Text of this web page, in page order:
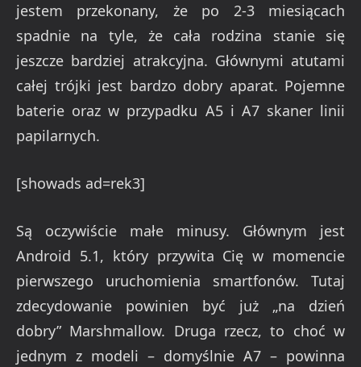
jestem przekonany, że po 2-3 miesiącach
spadnie na tyle, że cała rodzina stanie się
jeszcze bardziej atrakcyjna. Głównymi atutami
całej trójki jest bardzo dobry aparat. Pojemne
baterie oraz w przypadku A5 i A7 skaner linii
papilarnych.
[showads ad=rek3]
Są oczywiście małe minusy. Głównym jest
Android 5.1, który przywita Cię w momencie
pierwszego uruchomienia smartfonów. Tutaj
zdecydowanie powinien być już „na dzień
dobry” Marshmallow. Druga rzecz, to choć w
jednym z modeli – domyślnie A7 – powinna